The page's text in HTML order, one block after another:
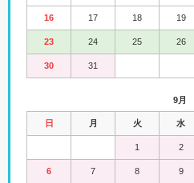
16 17 18 19
23 24 25 26
30 31
9月
日 月 火 水
1 2
6 7 8 9